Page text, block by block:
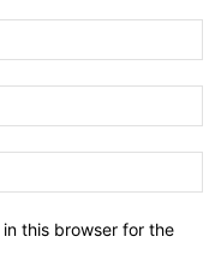
this browser for the